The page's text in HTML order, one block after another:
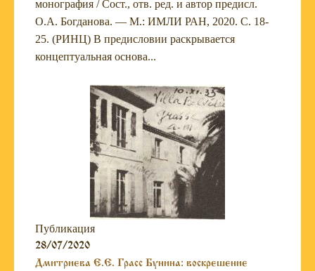
монография / Сост., отв. ред. и автор предисл.
О.А. Богданова. — М.: ИМЛИ РАН, 2020. С. 18-
25. (РИНЦ) В предисловии раскрывается
концептуальная основа...
Публикация
28/07/2020
Дмитриева Е.Е. Грасс Бунина: воскрешение